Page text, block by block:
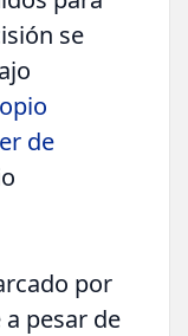
se
de
por
a pesar de